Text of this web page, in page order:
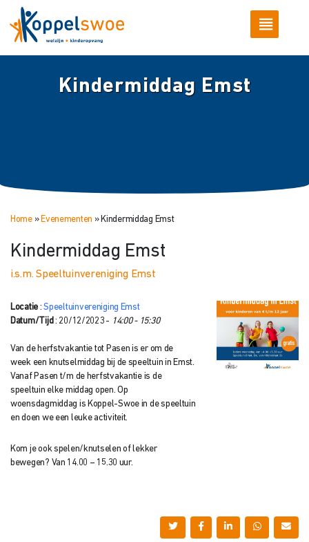
Kindermiddag Emst
Home» Evenementen » Kindermiddag Emst
Kindermiddag Emst
i.s.m. Speeltuinvereniging Emst
Locatie :Speeltuinvereniging Emst
Datum/Tijd : 20/12/2023 - 14:00 - 15:30
Van de herfstvakantie tot Pasen is er om de
week een knutselmiddag bij de speeltuin in Emst.
Vanaf Pasen t/m de herfstvakantie is de
speeltuin elke middag open. Op
woensdagmiddag is Koppel-Swoe in de speeltuin
en doen we een leuke activiteit.
Kom je ook spelen/knutselen of lekker
bewegen? Van 14.00 – 15.30 uur.